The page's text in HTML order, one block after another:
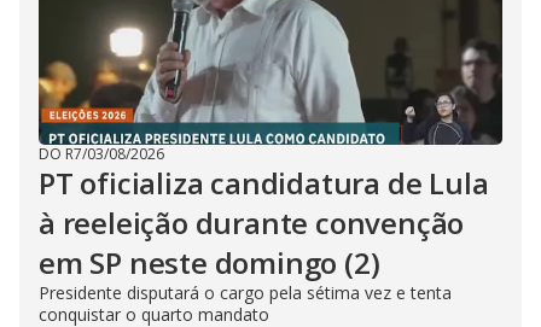
DO R7/03/08/2026
PT oficializa candidatura de Lula
à reeleição durante convenção
em SP neste domingo (2)
Presidente disputará o cargo pela sétima vez e tenta
conquistar o quarto mandato